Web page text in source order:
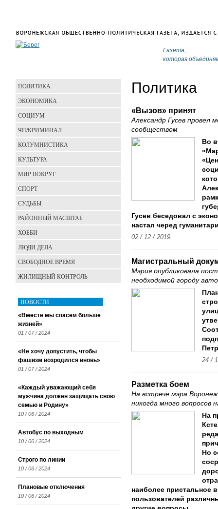
Газета,
которая
Политика
«Вызов» принят
Александр Гусев провел
сообществом
Во
Гусев беседовал с
настал черед
02 / 12 / 2019
Магистральный
Мэрия опубликовала
необходимой городу
24 /
Разметка боем
На встрече мэра
никогда много
На
Но
наиболее пристальное
пользователей
ПОЛИТИКА
ЭКОНОМИКА
СОЦИУМ
ЧП/КРИМИНАЛ
КОЛУМНИСТИКА
КУЛЬТУРА
МИР ВОКРУГ
СПОРТ
СУДЬБЫ
РАЙОННЫЙ МАСШТАБ
ХОББИ
ЛЮДИ ДЕЛА
СВОБОДНОЕ ВРЕМЯ
ЖИЛИЩНЫЙ КОНТРОЛЬ
НОВОСТИ
«Вместе мы спасем больше
жизней»
01 / 07 / 2024
«Не хочу допустить, чтобы
фашизм возродился вновь»
01 / 07 / 2024
«Каждый уважающий себя
мужчина должен защищать свою
семью и Родину»
10 / 06 / 2024
Автобус по выходным
10 / 06 / 2024
Строго по линии
10 / 06 / 2024
Плановые отключения
10 / 06 / 2024